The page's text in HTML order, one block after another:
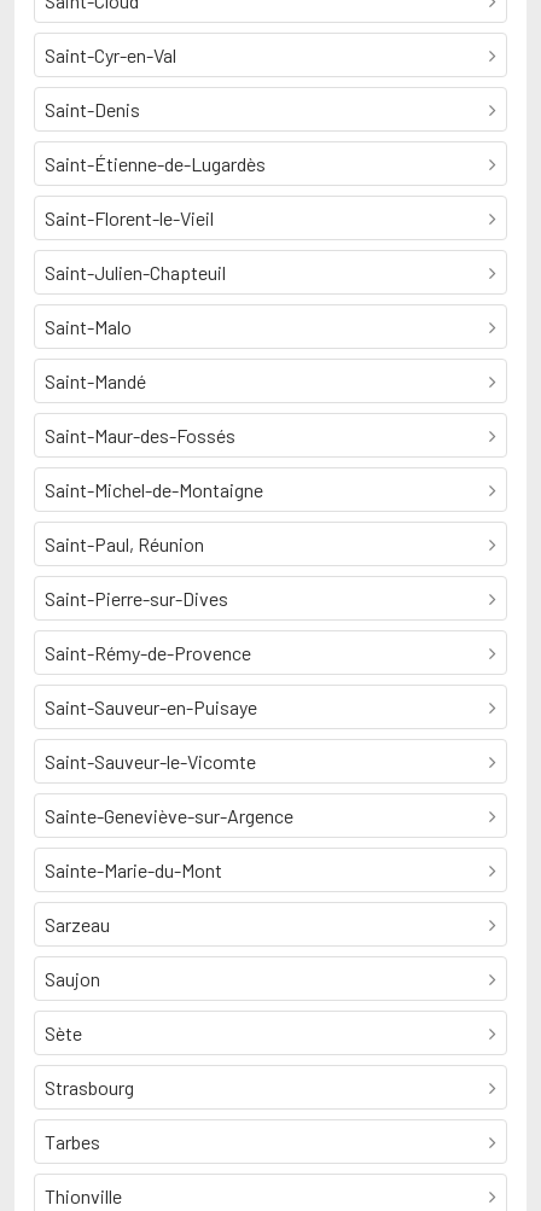
Saint-Cyr-en-Val
Saint-Denis
Saint-Étienne-de-Lugardès
Saint-Florent-le-Vieil
Saint-Julien-Chapteuil
Saint-Malo
Saint-Mandé
Saint-Maur-des-Fossés
Saint-Michel-de-Montaigne
Saint-Paul, Réunion
Saint-Pierre-sur-Dives
Saint-Rémy-de-Provence
Saint-Sauveur-en-Puisaye
Saint-Sauveur-le-Vicomte
Sainte-Geneviève-sur-Argence
Sainte-Marie-du-Mont
Sarzeau
Saujon
Sète
Strasbourg
Tarbes
Thionville